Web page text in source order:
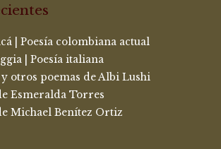
| Poesía colombiana actual
| Poesía italiana
otros poemas de Albi Lushi
Esmeralda Torres
Michael Benítez Ortiz